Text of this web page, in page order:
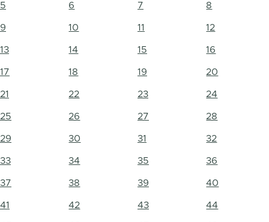
5 6 7 8
9 10 11 12
13 14 15 16
17 18 19 20
21 22 23 24
25 26 27 28
29 30 31 32
33 34 35 36
37 38 39 40
41 42 43 44